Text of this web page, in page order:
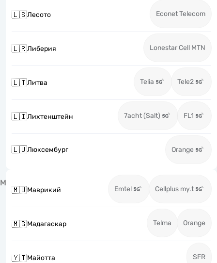
🇱🇸Лесото Econet Telecom
🇱🇷Либерия Lonestar Cell MTN
🇱🇹Литва Telia Tele2
🇱🇮Лихтенштейн 7acht (Salt) FL1
🇱🇺Люксембург Orange
М
🇲🇺Маврикий Emtel Cellplus my.t
🇲🇬Мадагаскар Telma Orange
🇾🇹Майотта SFR